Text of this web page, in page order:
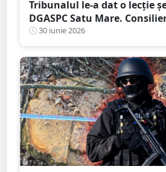
Tribunalul le-a dat o lecție
DGASPC Satu Mare.
Alina Ristea a câștigat
fost refuzate documentele
30 iunie 2026